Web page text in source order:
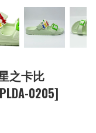
之卡比
0205]